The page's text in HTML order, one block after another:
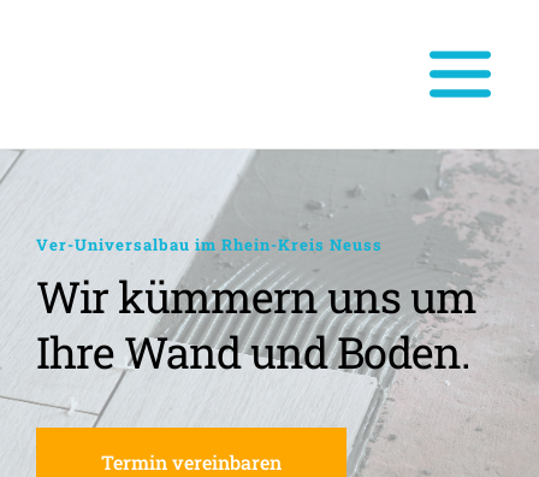
Ver-Universalbau im Rhein-Kreis Neuss
Wir kümmern uns um
Ihre Wand und Boden.
Termin vereinbaren